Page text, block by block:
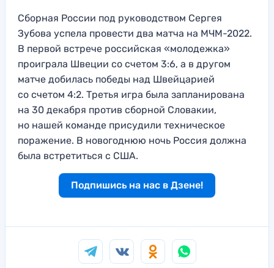
Сборная России под руководством Сергея
Зубова успела провести два матча на МЧМ-2022.
В первой встрече российская «молодежка»
проиграла Швеции со счетом 3:6, а в другом
матче добилась победы над Швейцарией
со счетом 4:2. Третья игра была запланирована
на 30 декабря против сборной Словакии,
но нашей команде присудили техническое
поражение. В новогоднюю ночь Россия должна
была встретиться с США.
Подпишись на нас в Дзене!